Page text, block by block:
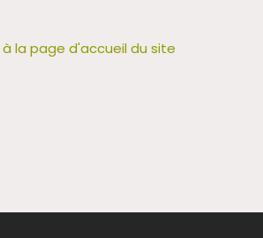
la page d'accueil du site